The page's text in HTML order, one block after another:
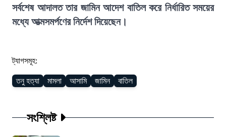
সর্বশেষ আদালত তার জামিন আদেশ বাতিল করে নির্ধারিত সময়ের
মধ্যে আত্মসমর্পণের নির্দেশ দিয়েছেন।
ট্যাগসমূহ:
তনু হত্যা মামলা আসামি জামিন বাতিল
সংশ্লিষ্ট